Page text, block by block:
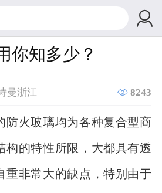

你知多少？
曼浙江  8243
防火玻璃均为各种复合型商
构的特性所限，大都具有透
重非常大的缺点，特别由于